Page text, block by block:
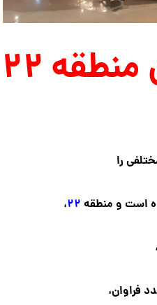
معرفی مراکز خرید و تجاری منطقه ۲۲
را
است و منطقه ۲۲،
فراوان،